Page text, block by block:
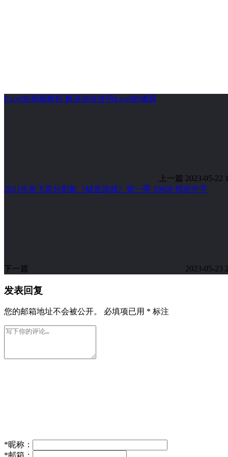
Excel短视频教程 解决你在使用Excel的难题
上一篇 2023-05-22
2021年奈飞高分剧集《鱿鱼游戏》第一季 1080P 韩语中字
下一篇 2023-05-23
发表回复
您的邮箱地址不会被公开。 必填项已用 * 标注
*昵称：